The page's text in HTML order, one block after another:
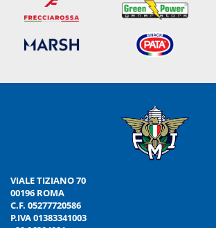
VIALE TIZIANO 70
00196 ROMA
C.F. 05277720586
P.IVA 01383341003